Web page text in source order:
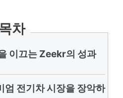
목차
이끄는 Zeekr의 성과
전기차 시장을 장악하